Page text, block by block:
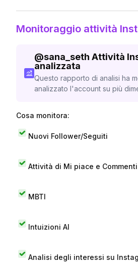
Monitoraggio attività
@sana_seth Attività
analizzata
Questo rapporto di analisi ha
analizzato l'account su più
Cosa monitora:
Nuovi Follower/Seguiti
Attività di Mi piace e Commenti
MBTI
Intuizioni AI
Analisi degli interessi su